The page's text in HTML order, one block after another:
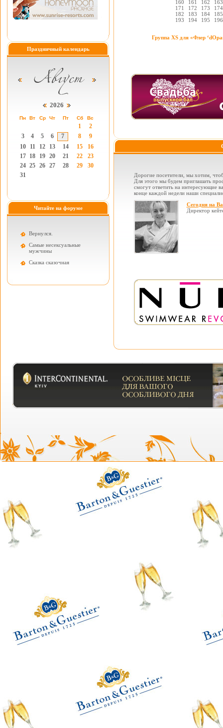
Праздничный календарь
2026
Пн Вт Ср Чт Пт Сб Вс
1
2
3
4 5 6 7 8
9
10
11 12 13 14 15
16
17
18 19 20 21 22
23
24 25 26 27 28 29
30
31
Читайте на форуме
Вернулся.
Самые несексуальные
мужчины
Cказка сказочная
160 161 162
163
171
172 173
174
182
183 184
185
193
194 195 196
Группа XS для «Флер
Дорогие посетители, мы хотим,
Для этого мы будем приглашать
смогут ответить на интересующие
конце каждой недели наши
Сегодня на
Директор